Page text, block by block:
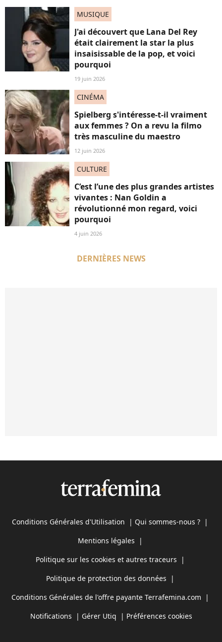
MUSIQUE
J'ai découvert que Lana Del Rey
était clairement la star la plus
insaisissable de la pop, et voici
pourquoi
19 juin 2026
CINÉMA
Spielberg s'intéresse-t-il vraiment
aux femmes ? On a revu la filmo
très masculine du maestro
12 juin 2026
CULTURE
C’est l’une des plus grandes artistes
vivantes : Nan Goldin a
révolutionné mon regard, voici
pourquoi
4 juin 2026
DERNIÈRES NEWS
Conditions Générales d'Utilisation | Qui sommes-nous ? |
Mentions légales |
Politique sur les cookies et autres traceurs |
Politique de protection des données |
Conditions Générales de l'offre payante Terrafemina.com |
Notifications | Gérer Utiq | Préférences cookies